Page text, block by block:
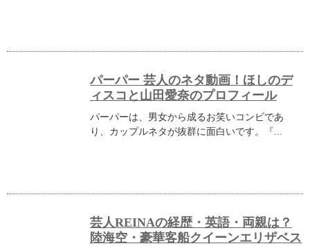
パーパー 芸人のネタ動画！ほしのデ
ィスコと山田愛奈のプロフィール
パーパーは、男女から成るお笑いコンビであ
り、カップルネタが抜群に面白いです。『...
芸人REINAの経歴・英語・両親は？
陸海空・豪華客船クイーンエリザベス